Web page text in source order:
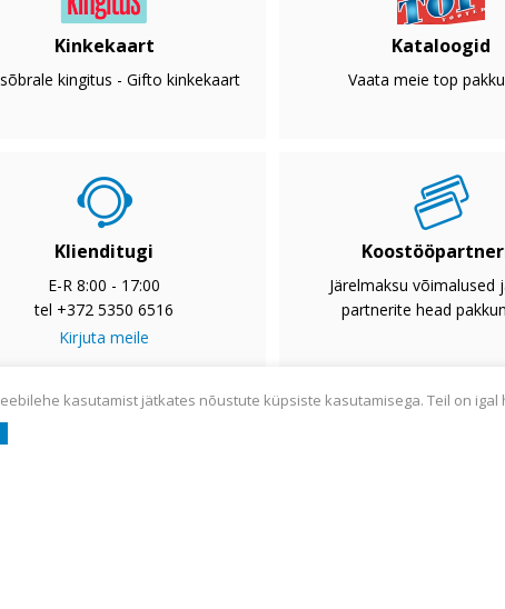
Kinkekaart
kingitus - Gifto kinkekaart
Kataloogid
Vaata meie top
Klienditugi
E-R 8:00 - 17:00
tel +372 5350 6516
Kirjuta meile
Järelmaksu võimalused
partnerite head
kasutamist jätkates nõustute küpsiste kasutamisega. Teil on